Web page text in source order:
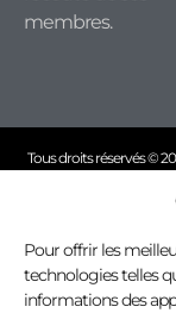
Pour offrir les
technologies telles
informations des
membres.
Tous droits réservés ©